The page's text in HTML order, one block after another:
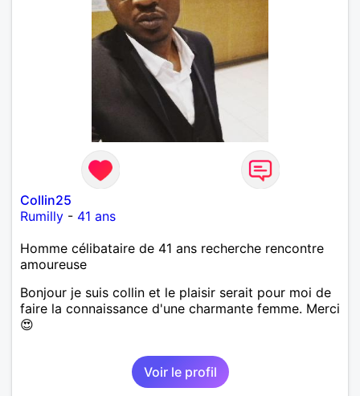
Collin25
Rumilly - 41 ans
Homme célibataire de 41 ans recherche rencontre
amoureuse
Bonjour je suis collin et le plaisir serait pour moi de
faire la connaissance d'une charmante femme. Merci
😍
Voir le profil